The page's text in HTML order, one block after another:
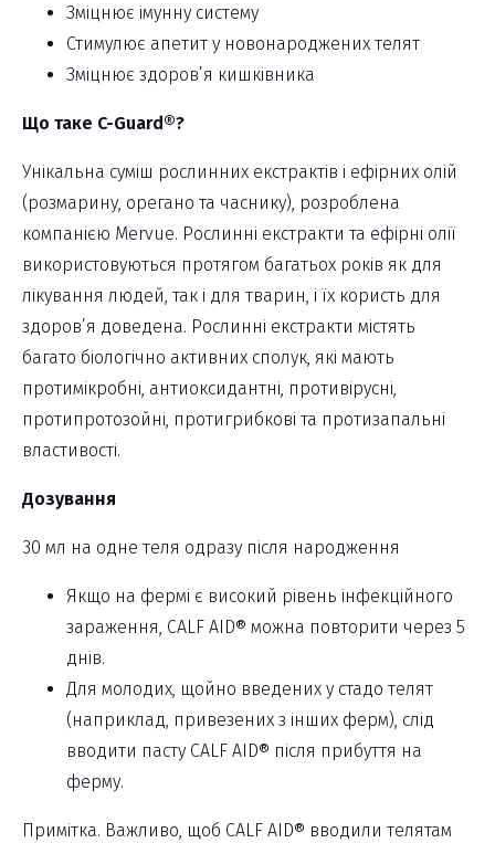
Зміцнює імунну систему
Стимулює апетит у новонароджених телят
Зміцнює здоров’я кишківника
Що таке C-Guard®?
Унікальна суміш рослинних екстрактів і ефірних олій
(розмарину, орегано та часнику), розроблена
компанією Mervue. Рослинні екстракти та ефірні олії
використовуються протягом багатьох років як для
лікування людей, так і для тварин, і їх користь для
здоров’я доведена. Рослинні екстракти містять
багато біологічно активних сполук, які мають
протимікробні, антиоксидантні, противірусні,
протипротозойні, протигрибкові та протизапальні
властивості.
Дозування
30 мл на одне теля одразу після народження
Якщо на фермі є високий рівень інфекційного
зараження, CALF AID® можна повторити через 5
днів.
Для молодих, щойно введених у стадо телят
(наприклад, привезених з інших ферм), слід
вводити пасту CALF AID® після прибуття на
ферму.
Примітка. Важливо, щоб CALF AID® вводили телятам